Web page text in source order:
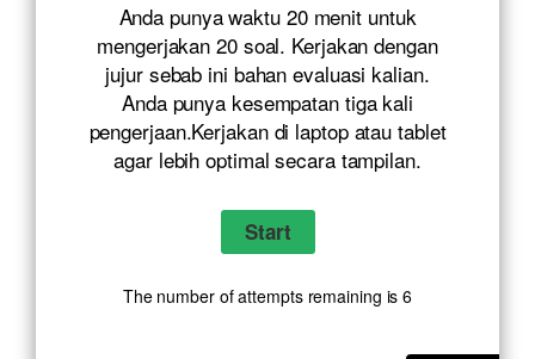
Anda punya waktu 20 menit untuk
mengerjakan 20 soal. Kerjakan dengan
jujur sebab ini bahan evaluasi kalian.
Anda punya kesempatan tiga kali
pengerjaan.Kerjakan di laptop atau tablet
agar lebih optimal secara tampilan.
The number of attempts remaining is 6